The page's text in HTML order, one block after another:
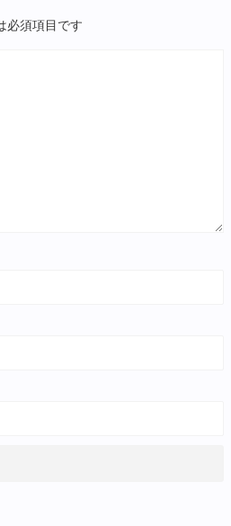
必須項目です